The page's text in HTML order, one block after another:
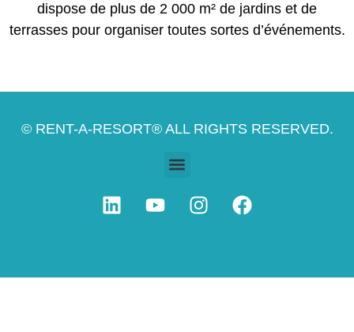
dispose de plus de 2 000 m² de jardins et de
terrasses pour organiser toutes sortes d’événements.
© RENT-A-RESORT® ALL RIGHTS RESERVED.